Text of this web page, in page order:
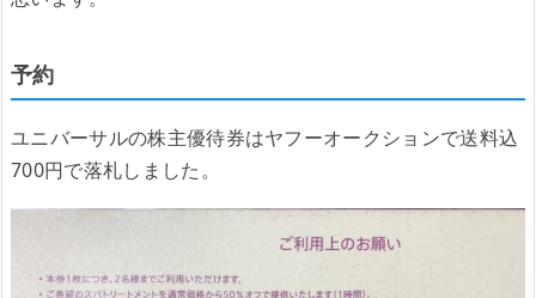
予約
ユニバーサルの株主優待券はヤフーオークションで送料込
700円で落札しました。